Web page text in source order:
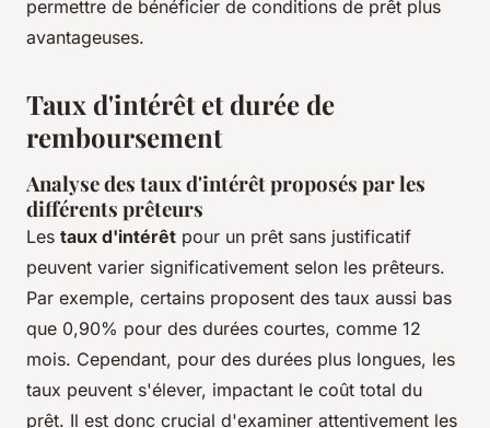
permettre de bénéficier de conditions de prêt plus
avantageuses.
Taux d'intérêt et durée de
remboursement
Analyse des taux d'intérêt proposés par les
différents prêteurs
Les taux d'intérêt pour un prêt sans justificatif
peuvent varier significativement selon les prêteurs.
Par exemple, certains proposent des taux aussi bas
que 0,90% pour des durées courtes, comme 12
mois. Cependant, pour des durées plus longues, les
taux peuvent s'élever, impactant le coût total du
prêt. Il est donc crucial d'examiner attentivement les